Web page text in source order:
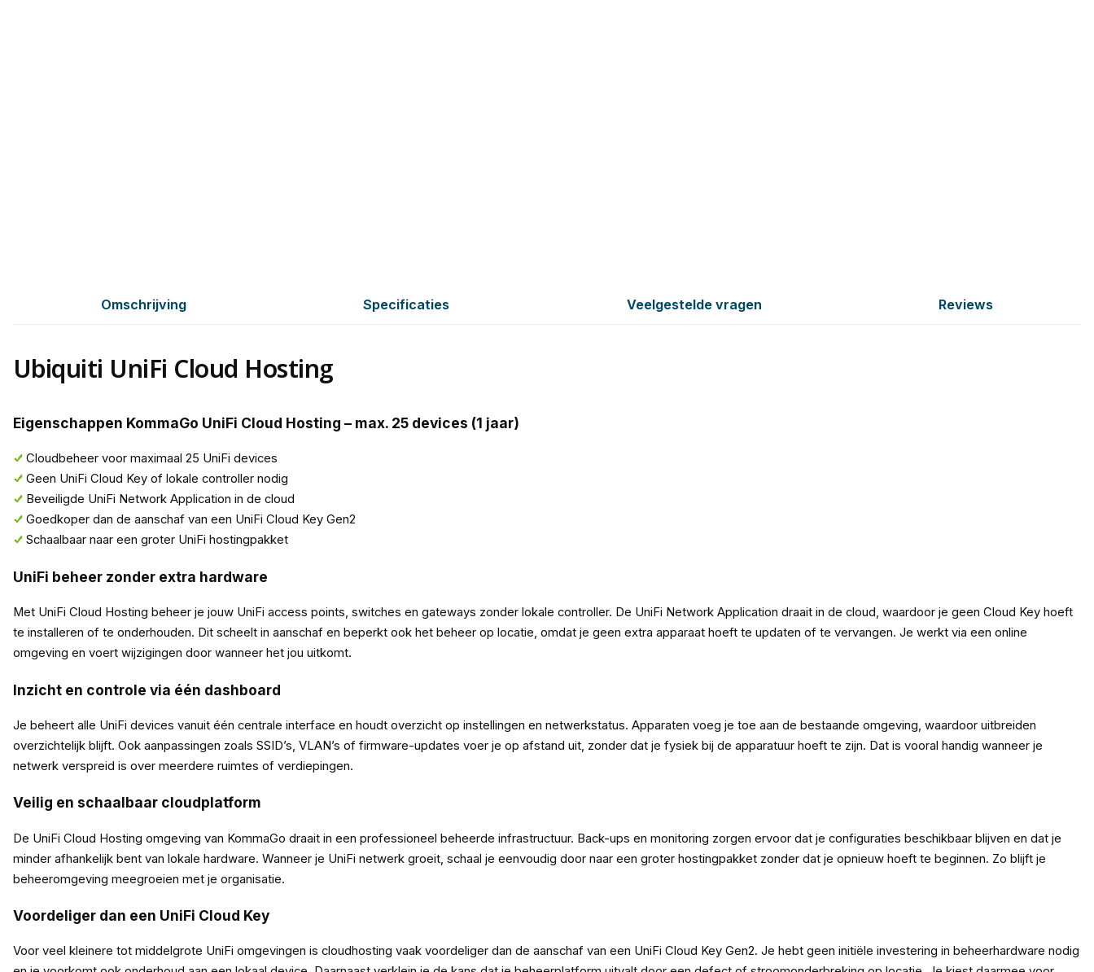
Omschrijving Specificaties Veelgestelde vragen Reviews
Ubiquiti UniFi Cloud Hosting
Eigenschappen KommaGo UniFi Cloud Hosting – max. 25 devices (1 jaar)
Cloudbeheer voor maximaal 25 UniFi devices
Geen UniFi Cloud Key of lokale controller nodig
Beveiligde UniFi Network Application in de cloud
Goedkoper dan de aanschaf van een UniFi Cloud Key Gen2
Schaalbaar naar een groter UniFi hostingpakket
UniFi beheer zonder extra hardware
Met UniFi Cloud Hosting beheer je jouw UniFi access points, switches en gateways zonder lokale controller. De UniFi Network Application draait in de cloud, waardoor je geen Cloud Key hoeft
te installeren of te onderhouden. Dit scheelt in aanschaf en beperkt ook het beheer op locatie, omdat je geen extra apparaat hoeft te updaten of te vervangen. Je werkt via een online
omgeving en voert wijzigingen door wanneer het jou uitkomt.
Inzicht en controle via één dashboard
Je beheert alle UniFi devices vanuit één centrale interface en houdt overzicht op instellingen en netwerkstatus. Apparaten voeg je toe aan de bestaande omgeving, waardoor uitbreiden
overzichtelijk blijft. Ook aanpassingen zoals SSID’s, VLAN’s of firmware-updates voer je op afstand uit, zonder dat je fysiek bij de apparatuur hoeft te zijn. Dat is vooral handig wanneer je
netwerk verspreid is over meerdere ruimtes of verdiepingen.
Veilig en schaalbaar cloudplatform
De UniFi Cloud Hosting omgeving van KommaGo draait in een professioneel beheerde infrastructuur. Back-ups en monitoring zorgen ervoor dat je configuraties beschikbaar blijven en dat je
minder afhankelijk bent van lokale hardware. Wanneer je UniFi netwerk groeit, schaal je eenvoudig door naar een groter hostingpakket zonder dat je opnieuw hoeft te beginnen. Zo blijft je
beheeromgeving meegroeien met je organisatie.
Voordeliger dan een UniFi Cloud Key
Voor veel kleinere tot middelgrote UniFi omgevingen is cloudhosting vaak voordeliger dan de aanschaf van een UniFi Cloud Key Gen2. Je hebt geen initiële investering in beheerhardware nodig